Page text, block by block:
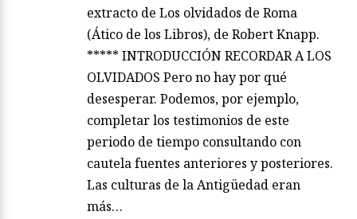
extracto de Los olvidados de Roma
(Ático de los Libros), de Robert Knapp.
***** INTRODUCCIÓN RECORDAR A LOS
OLVIDADOS Pero no hay por qué
desesperar. Podemos, por ejemplo,
completar los testimonios de este
periodo de tiempo consultando con
cautela fuentes anteriores y posteriores.
Las culturas de la Antigüedad eran
más…